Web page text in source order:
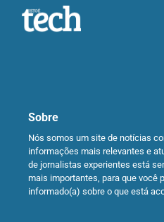
Sobre
Nós somos um site de notícias
informações mais relevantes e
de jornalistas experientes está
mais importantes, para que você
informado(a) sobre o que está